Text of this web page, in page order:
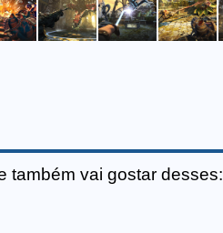
também vai gostar desses: